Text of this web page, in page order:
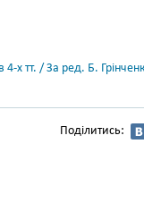
4-х тт. / За ред. Б.
Поділитись: